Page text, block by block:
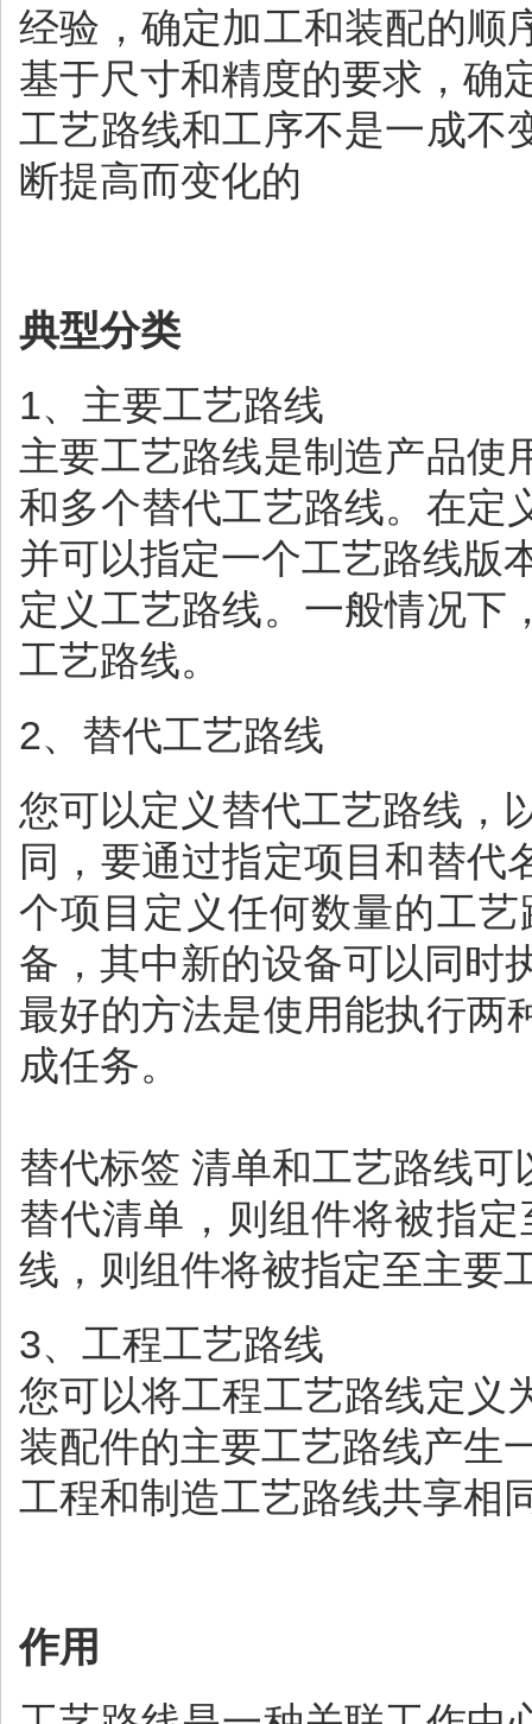
经验，确定加工和装配的顺
基于尺寸和精度的要求，确
工艺路线和工序不是一成不
断提高而变化的
典型分类
1、主要工艺路线
主要工艺路线是制造产品使
和多个替代工艺路线。在定
并可以指定一个工艺路线
定义工艺路线。一般情况下
工艺路线。
2、替代工艺路线
您可以定义替代工艺路线，
同，要通过指定项目和替代
个项目定义任何数量的工
备，其中新的设备可以同时
最好的方法是使用能执行两
成任务。
替代标签 清单和工艺路线
替代清单，则组件将被指
线，则组件将被指定至主要
3、工程工艺路线
您可以将工程工艺路线定义
装配件的主要工艺路线产生
工程和制造工艺路线共享相
作用